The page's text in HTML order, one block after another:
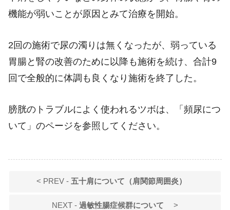
機能が弱いことが原因とみて治療を開始。
2回の施術で尿の濁りは無くなったが、弱っている
胃腸と腎の改善のために以降も施術を続け、合計9
回で全般的に体調も良くなり施術を終了した。
膀胱のトラブルによく使われるツボは、「頻尿につ
いて」のページを参照してください。
< PREV - 五十肩について（肩関節周囲炎）
NEXT - 過敏性腸症候群について >